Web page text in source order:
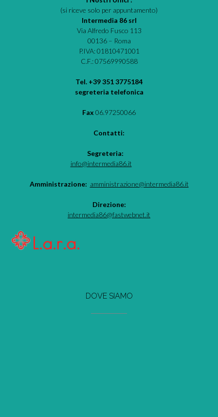
(si riceve solo per appuntamento)
Intermedia 86 srl
Via Alfredo Fusco 113
00136 – Roma
P.IVA: 01810471001
C.F.: 07569990588
Tel. +39 351 3775184
segreteria telefonica
Fax 06.97250066
Contatti:
Segreteria:
info@intermedia86.it
Amministrazione: amministrazione@intermedia86.it
Direzione:
intermedia86@fastwebnet.it
DOVE SIAMO